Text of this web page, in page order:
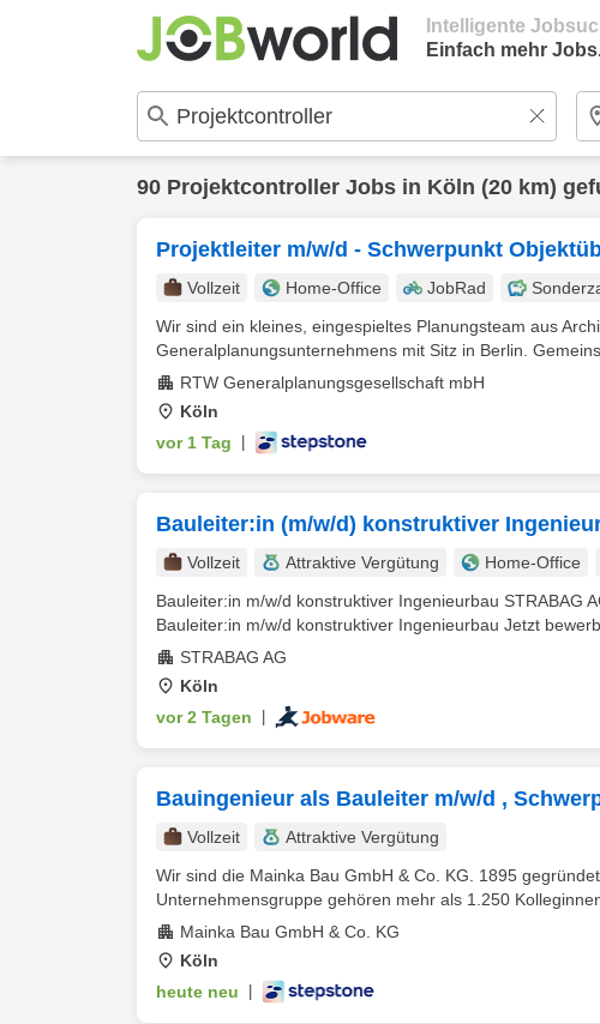
Intelligente
Einfach mehr
90 Projektcontroller Jobs in Köln (20 km)
Projektleiter m/w/d - Schwerpunkt
Vollzeit Home-Office JobRad
Wir sind ein kleines, eingespieltes Planungsteam aus
Generalplanungsunternehmens mit Sitz in Berlin.
RTW Generalplanungsgesellschaft mbH
Köln
vor 1 Tag
Bauleiter:in (m/w/d) konstruktiver
Vollzeit Attraktive Vergütung Home-Office
Bauleiter:in m/w/d konstruktiver Ingenieurbau STRABAG
Bauleiter:in m/w/d konstruktiver Ingenieurbau Jetzt
STRABAG AG
Köln
vor 2 Tagen
Bauingenieur als Bauleiter m/w/d ,
Vollzeit
Attraktive Vergütung
Wir sind die Mainka Bau GmbH & Co. KG. 1895
Unternehmensgruppe gehören mehr als 1.250
Mainka Bau GmbH & Co. KG
Köln
heute neu